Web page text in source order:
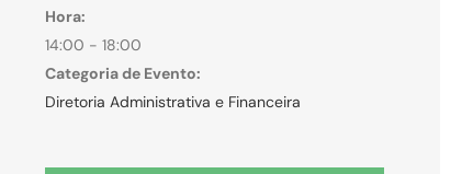
Hora:
14:00 - 18:00
Categoria de Evento:
Diretoria Administrativa e Financeira